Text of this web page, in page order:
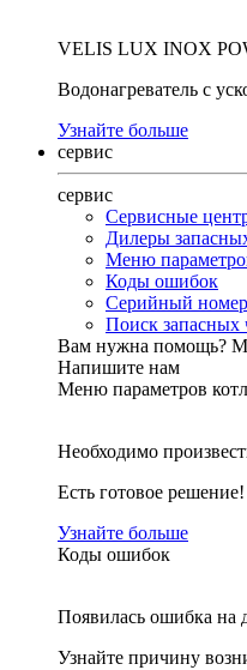
VELIS LUX INOX
Водонагреватель с
Узнайте больше
сервис
сервис
Сервисные
Дилеры
Меню
Коды ошибок
Серийный номер
Поиск запасных
Вам нужна помощь?
Напишите нам
Меню параметров
Необходимо
Есть готовое
Узнайте больше
Коды ошибок
Появилась ошибка на
Узнайте причину